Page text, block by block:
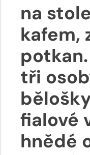
na
kafem,
tři
fialové
hnědé